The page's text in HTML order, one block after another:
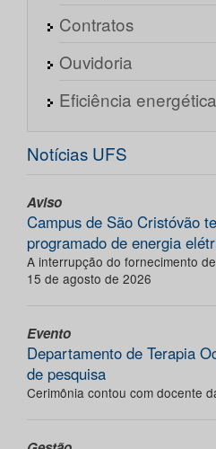
Contratos
Ouvidoria
Eficiência energética
Notícias UFS
Aviso
Campus de São Cristóvão
programado de energia
A interrupção do fornecimento
15 de agosto de 2026
Evento
Departamento de Terapia
de pesquisa
Cerimônia contou com docente